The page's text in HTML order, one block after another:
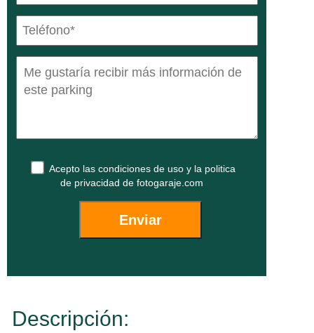
Acepto las condiciones de uso y la politica
de privacidad de fotogaraje.com
Descripción: